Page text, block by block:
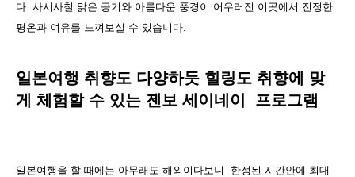
다. 사시사철 맑은 공기와 아름다운 풍경이 어우러진 이곳에서 진정한
평온과 여유를 느껴보실 수 있습니다.
일본여행 취향도 다양하듯 힐링도 취향에 맞
게 체험할 수 있는 젠보 세이네이 프로그램
일본여행을 할 때에는 아무래도 해외이다보니 한정된 시간안에 최대